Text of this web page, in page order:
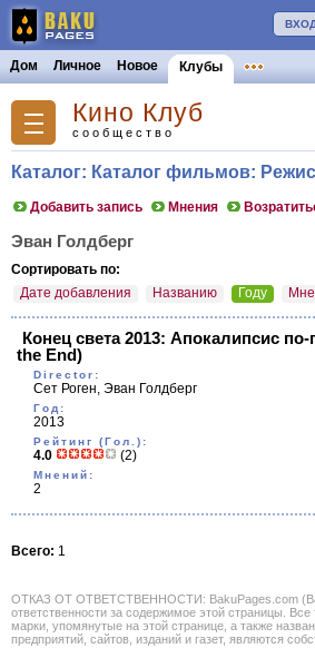
Дом Личное Новое Клубы
Кино Клуб
сообщество
Каталог: Каталог фильмов:
Добавить запись Мнения
Эван Голдберг
Сортировать по:
Дате добавления
Названию Году
Конец света 2013: Апокалипсис
the End)
Director:
Сет Роген, Эван Голдберг
Год:
2013
Рейтинг (Гол.):
4.0 (2)
Мнений:
2
Всего: 1
ОТКАЗ ОТ ОТВЕТСТВЕННОСТИ: BakuPages.com
ответственности за содержимое этой страницы.
марки, упомянутые на этой странице, а также
предприятий, сайтов, изданий и газет, являются